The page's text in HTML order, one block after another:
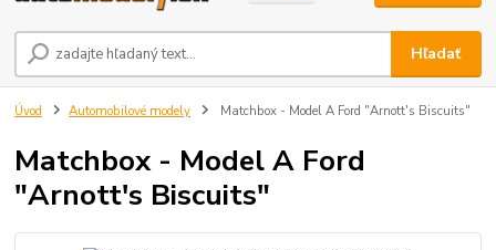
Hľadať
Úvod Automobilové modely Matchbox - Model A Ford "Arnott's Biscuits"
Matchbox - Model A Ford
"Arnott's Biscuits"